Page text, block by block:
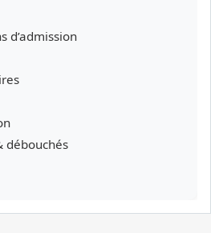
d’admission
débouchés